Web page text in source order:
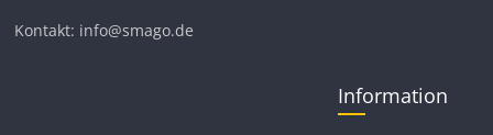
Kontakt: info@smago.de
Information